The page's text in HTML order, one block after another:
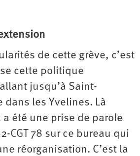
de cette grève, c’est
cette politique
jusqu’à Saint-
dans les Yvelines. Là
été une prise de parole
CGT 78 sur ce bureau qui
réorganisation. C’est la